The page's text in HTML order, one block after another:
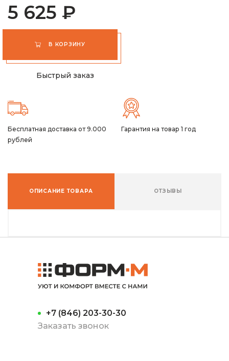
5 625 ₽
В КОРЗИНУ
Быстрый заказ
Бесплатная доставка от 9.000
рублей
Гарантия на товар 1 год
ОПИСАНИЕ ТОВАРА ОТЗЫВЫ
+7 (846) 203-30-30
Заказать звонок